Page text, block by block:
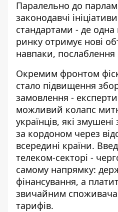
Паралельно до
законодавчі
стандартами - де одна
ринку отримує нові
навпаки,
Окремим фронтом
стало підвищення
замовлення -
можливий колапс
українців, які
за кордоном через
всередині країни.
телеком-секторі -
самому напрямку:
фінансування, а
звичайним
тарифів.